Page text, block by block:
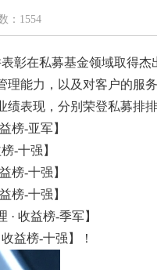
：1554
彰在私募基金领域取得杰
能力，以及对客户的服务
表现，分别荣登私募排排
榜-亚军】
-十强】
榜-十强】
榜-十强】
收益榜-季军】
益榜-十强】！